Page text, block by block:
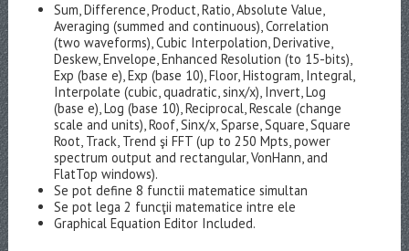
Sum, Difference, Product, Ratio, Absolute Value,
Averaging (summed and continuous), Correlation
(two waveforms), Cubic Interpolation, Derivative,
Deskew, Envelope, Enhanced Resolution (to 15-bits),
Exp (base e), Exp (base 10), Floor, Histogram, Integral,
Interpolate (cubic, quadratic, sinx/x), Invert, Log
(base e), Log (base 10), Reciprocal, Rescale (change
scale and units), Roof, Sinx/x, Sparse, Square, Square
Root, Track, Trend şi FFT (up to 250 Mpts, power
spectrum output and rectangular, VonHann, and
FlatTop windows).
Se pot define 8 functii matematice simultan
Se pot lega 2 funcţii matematice intre ele
Graphical Equation Editor Included.